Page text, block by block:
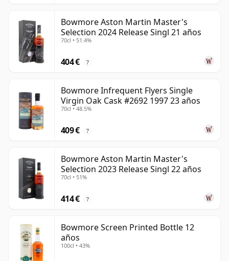
Bowmore Aston Martin Master's
Selection 2024 Release Singl 21 años
70cl • 51.4%
404 € ?
Bowmore Infrequent Flyers Single
Virgin Oak Cask #2692 1997 23 años
70cl • 48.5%
409 € ?
Bowmore Aston Martin Master's
Selection 2023 Release Singl 22 años
70cl • 51%
414 € ?
Bowmore Screen Printed Bottle 12
años
100cl • 43%